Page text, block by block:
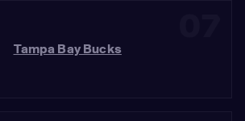
Tampa Bay Bucks